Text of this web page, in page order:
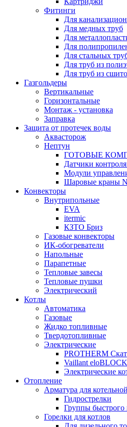
Фитинги
Для
Для медных труб
Для
Для
Для стальных
Для труб из
Для труб из
Газгольдеры
Вертикальные
Горизонтальные
Монтаж - установка
Заправка
Защита от протечек воды
Аквасторож
Нептун
ГОТОВЫЕ
Датчики
Модули
Шаровые краны
Конвекторы
Внутрипольные
EVA
itermic
КЗТО Бриз
Газовые конвекторы
ИК-обогреватели
Напольные
Парапетные
Тепловые завесы
Тепловые пушки
Электрический
Котлы
Автоматика
Газовые
Жидко топливные
Твердотопливные
Электрические
PROTHERM Скат
Vaillant eloBLOCK
Электрические
Отопление
Арматура для котельной
Гидрострелки
Группы быстрого
Горелки для котлов